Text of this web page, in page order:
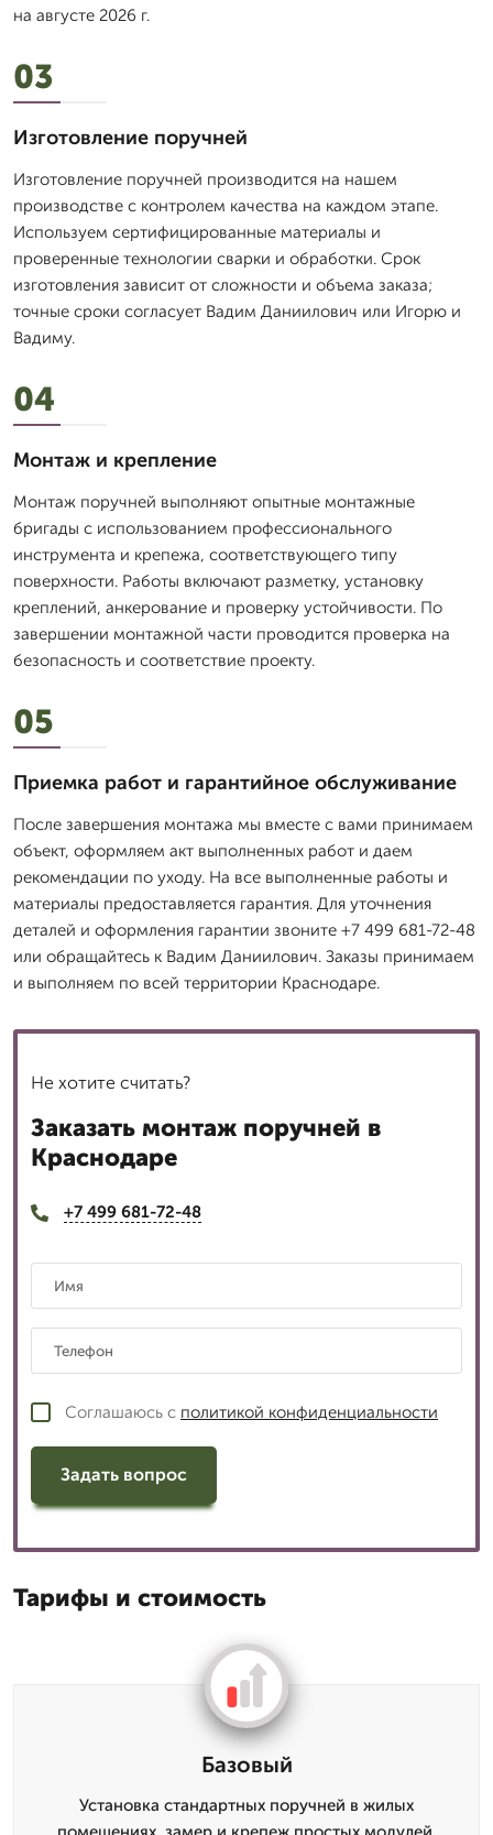
на августе 2026 г.
03
Изготовление поручней
Изготовление поручней производится на нашем
производстве с контролем качества на каждом этапе.
Используем сертифицированные материалы и
проверенные технологии сварки и обработки. Срок
изготовления зависит от сложности и объема заказа;
точные сроки согласует Вадим Даниилович или Игорю и
Вадиму.
04
Монтаж и крепление
Монтаж поручней выполняют опытные монтажные
бригады с использованием профессионального
инструмента и крепежа, соответствующего типу
поверхности. Работы включают разметку, установку
креплений, анкерование и проверку устойчивости. По
завершении монтажной части проводится проверка на
безопасность и соответствие проекту.
05
Приемка работ и гарантийное обслуживание
После завершения монтажа мы вместе с вами принимаем
объект, оформляем акт выполненных работ и даем
рекомендации по уходу. На все выполненные работы и
материалы предоставляется гарантия. Для уточнения
деталей и оформления гарантии звоните +7 499 681-72-48
или обращайтесь к Вадим Даниилович. Заказы принимаем
и выполняем по всей территории Краснодаре.
Не хотите считать?
Заказать монтаж поручней в
Краснодаре
+7 499 681-72-48
Соглашаюсь с политикой конфиденциальности
Задать вопрос
Тарифы и стоимость
Базовый
Установка стандартных поручней в жилых